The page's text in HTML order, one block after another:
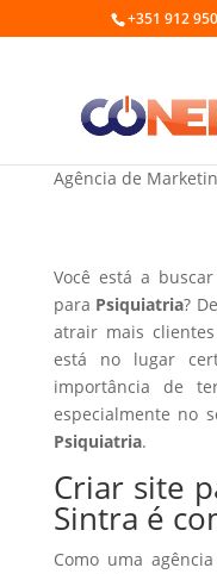
+351 912
Criar site para
Agência de
Você está a
para Psiquiatria?
atrair mais
está no lugar
importância de
especialmente no
Psiquiatria.
Criar site
Sintra é
Como uma